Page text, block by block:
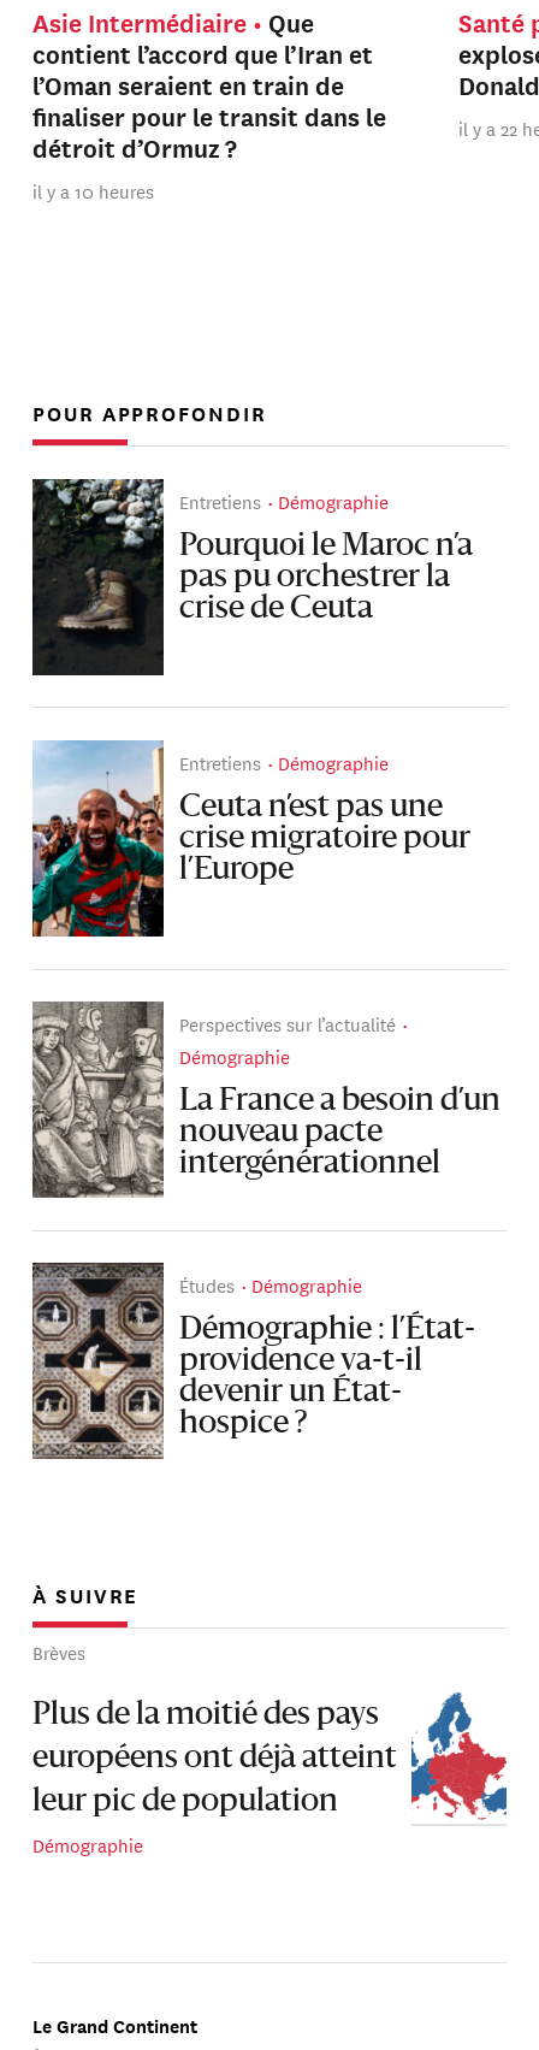
Asie Intermédiaire
Que
contient l’accord que l’Iran et
l’Oman seraient en train de
finaliser pour le transit dans le
détroit d’Ormuz ?
il y a 10 heures
Santé
il y a 22
POUR APPROFONDIR
Entretiens Démographie
Pourquoi le Maroc n’a
pas pu orchestrer la
crise de Ceuta
Entretiens Démographie
Ceuta n’est pas une
crise migratoire pour
l’Europe
Perspectives sur l’actualité
Démographie
La France a besoin d’un
nouveau pacte
intergénérationnel
Études Démographie
Démographie : l’État-
providence va-t-il
devenir un État-
hospice ?
À SUIVRE
Brèves
Plus de la moitié des pays
européens ont déjà atteint
leur pic de population
Démographie
Le Grand Continent